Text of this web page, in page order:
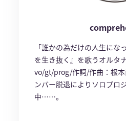
「誰かの為だけの人生にな
を生き抜く』を歌うオルタ
vo/gt/prog/作詞/作曲：根本
ンバー脱退によりソロプロ
中……。